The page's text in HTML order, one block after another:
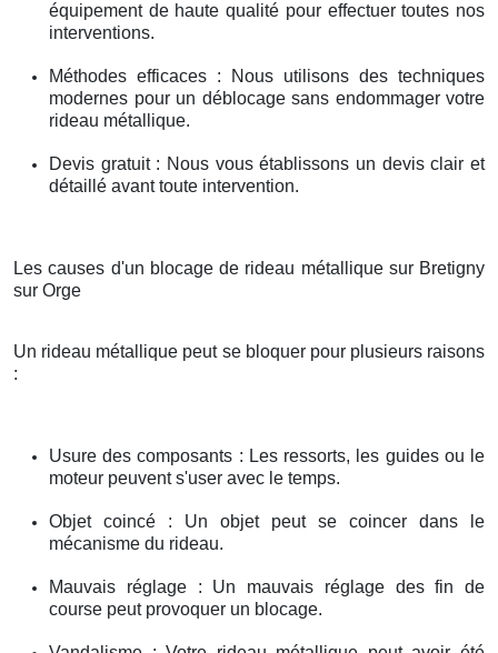
équipement de haute qualité pour effectuer toutes nos
interventions.
Méthodes efficaces : Nous utilisons des techniques
modernes pour un déblocage sans endommager votre
rideau métallique.
Devis gratuit : Nous vous établissons un devis clair et
détaillé avant toute intervention.
Les causes d'un blocage de rideau métallique sur Bretigny
sur Orge
Un rideau métallique peut se bloquer pour plusieurs raisons
:
Usure des composants : Les ressorts, les guides ou le
moteur peuvent s'user avec le temps.
Objet coincé : Un objet peut se coincer dans le
mécanisme du rideau.
Mauvais réglage : Un mauvais réglage des fin de
course peut provoquer un blocage.